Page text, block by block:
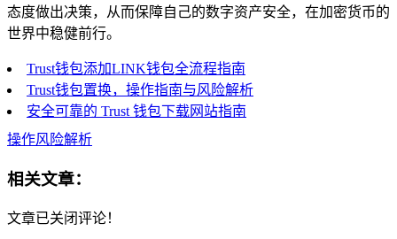
态度做出决策，从而保障自己的数字资产安全，在加密货币的
世界中稳健前行。
Trust钱包添加LINK钱包全流程指南
Trust钱包置换，操作指南与风险解析
安全可靠的 Trust 钱包下载网站指南
操作风险解析
相关文章：
文章已关闭评论！